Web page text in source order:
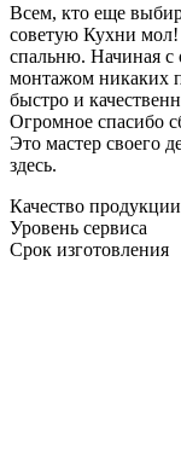
Всем, кто еще
советую Кухни
спальню. Начиная с
монтажом никаких
быстро и
Огромное спасибо
Это мастер своего
здесь.
Качество продукции
Уровень сервиса
Срок изготовления